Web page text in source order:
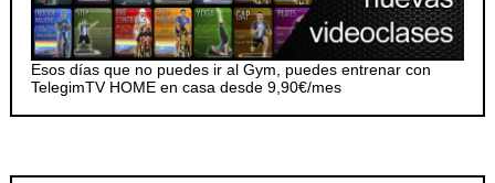
Esos días que no puedes ir al Gym, puedes entrenar con
TelegimTV HOME en casa desde 9,90€/mes